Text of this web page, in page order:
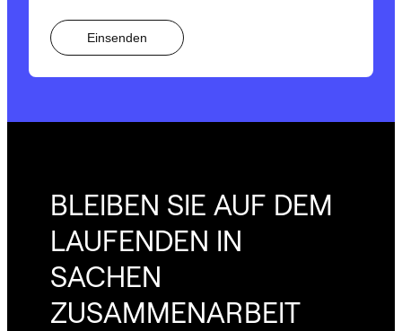
BLEIBEN SIE AUF DEM
LAUFENDEN IN
SACHEN
ZUSAMMENARBEIT